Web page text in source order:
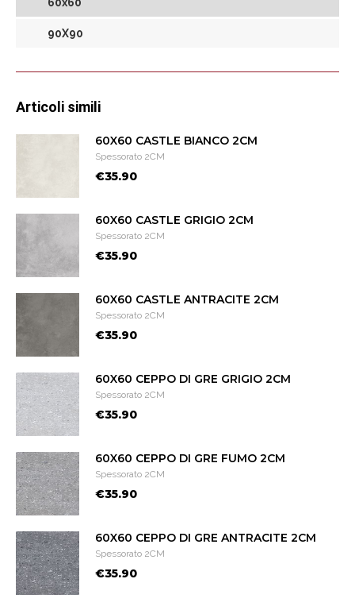
90X90
Articoli simili
60X60 CASTLE BIANCO 2CM
Spessorato 2CM
€35.90
60X60 CASTLE GRIGIO 2CM
Spessorato 2CM
€35.90
60X60 CASTLE ANTRACITE 2CM
Spessorato 2CM
€35.90
60X60 CEPPO DI GRE GRIGIO 2CM
Spessorato 2CM
€35.90
60X60 CEPPO DI GRE FUMO 2CM
Spessorato 2CM
€35.90
60X60 CEPPO DI GRE ANTRACITE 2CM
Spessorato 2CM
€35.90